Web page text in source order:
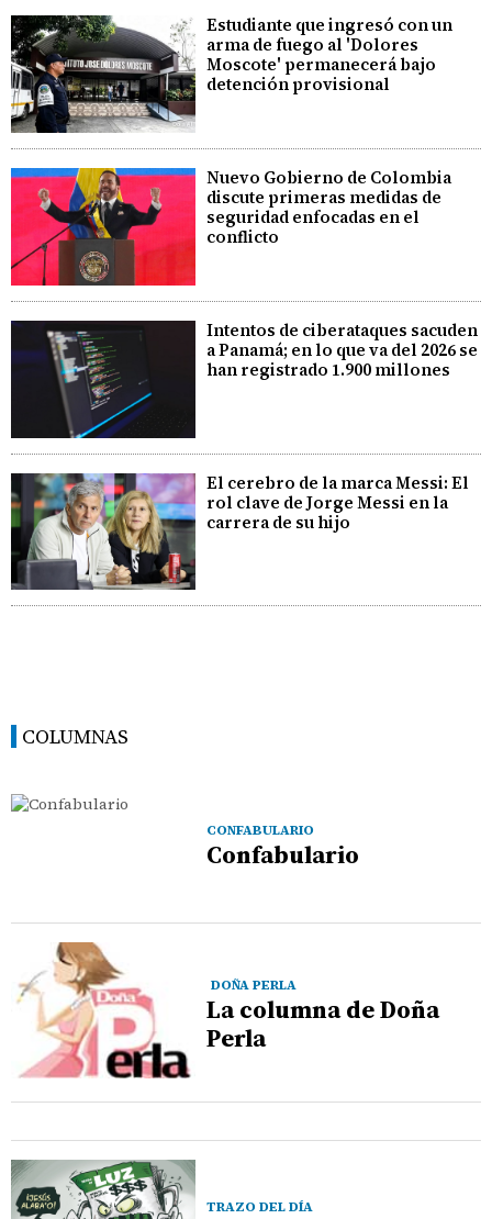
Estudiante que ingresó con un
arma de fuego al 'Dolores
Moscote' permanecerá bajo
detención provisional
Nuevo Gobierno de Colombia
discute primeras medidas de
seguridad enfocadas en el
conflicto
Intentos de ciberataques sacuden
a Panamá; en lo que va del 2026 se
han registrado 1.900 millones
El cerebro de la marca Messi: El
rol clave de Jorge Messi en la
carrera de su hijo
COLUMNAS
CONFABULARIO
Confabulario
DOÑA PERLA
La columna de Doña
Perla
TRAZO DEL DÍA